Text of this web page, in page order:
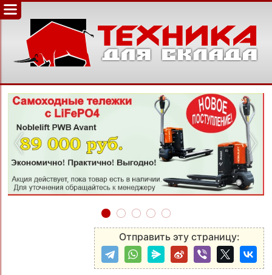
‹ ›
Отправить эту страницу: